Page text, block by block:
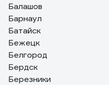
Балашов
Барнаул
Батайск
Бежецк
Белгород
Бердск
Березники